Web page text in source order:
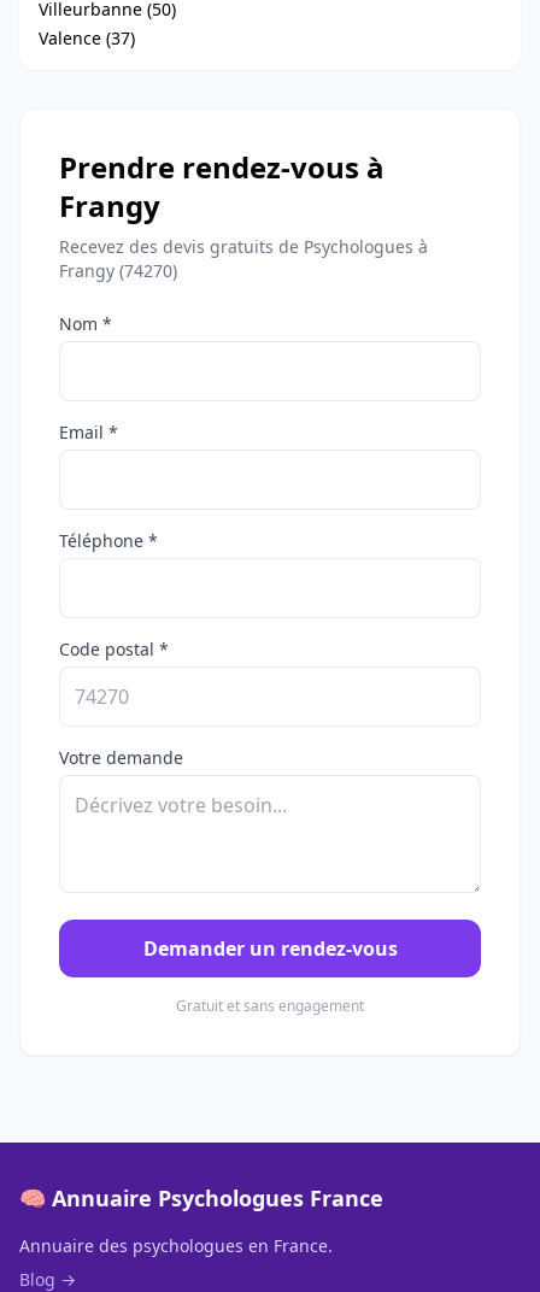
Villeurbanne (50)
Valence (37)
Prendre rendez-vous à
Frangy
Recevez des devis gratuits de Psychologues à
Frangy (74270)
Nom *
Email *
Téléphone *
Code postal *
Votre demande
Demander un rendez-vous
Gratuit et sans engagement
🧠 Annuaire Psychologues France
Annuaire des psychologues en France.
Blog →